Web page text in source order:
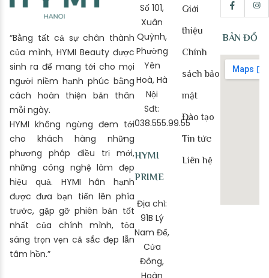
“Bằng tất cả sự chân thành
của mình, HYMI Beauty được
sinh ra để mang tới cho mọi
người niềm hạnh phúc bằng
cách hoàn thiện bản thân
mỗi ngày.
HYMI không ngừng đem tới
cho khách hàng những
phương pháp điều trị mới,
những công nghệ làm đẹp
hiệu quả. HYMI hân hạnh
được đưa bạn tiến lên phía
trước, gặp gỡ phiên bản tốt
nhất của chính mình, tỏa
sáng trọn vẹn cả sắc đẹp lẫn
tâm hồn.”
Số 101,
Xuân
Quỳnh,
Phường
Yên
Hoà, Hà
Nội
Sđt:
038.555.99.55
HYMI
PRIME
Địa chỉ:
91B Lý
Nam Đế,
Cửa
Đông,
Hoàn
Giới
thiệu
Chính
sách bảo
mật
Đào tạo
Tin tức
Liên hệ
BẢN ĐỒ